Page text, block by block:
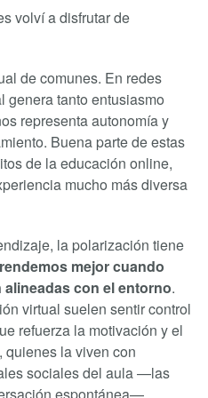
volví a disfrutar de
de comunes. En redes
genera tanto entusiasmo
representa autonomía y
Buena parte de estas
de la educación online,
mucho más diversa
la polarización tiene
mejor cuando
con el entorno.
virtual suelen sentir control
refuerza la motivación y el
quienes la viven con
sociales del aula —las